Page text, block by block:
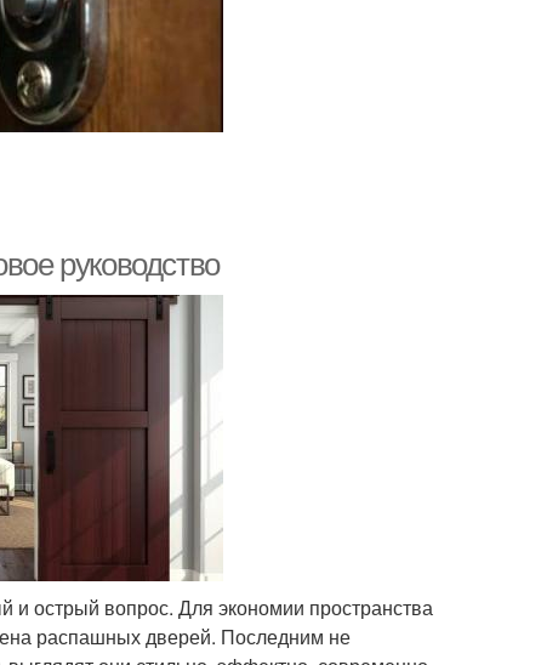
руководство
и острый вопрос. Для экономии пространства
распашных дверей. Последним не